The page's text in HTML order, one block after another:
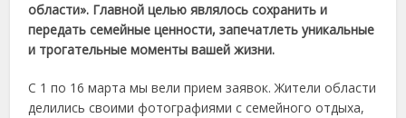
области». Главной целью являлось сохранить и
передать семейные ценности,запечатлеть уникальные
и трогательные моменты вашей жизни.
С 1 по 16 марта мы вели прием заявок. Жители области
делились своими фотографиями с семейного отдыха,